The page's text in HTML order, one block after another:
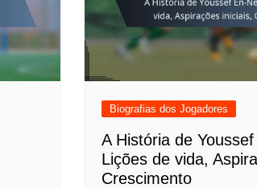
Biografias dos Jogadores
A História de
Lições de vida,
Crescimento